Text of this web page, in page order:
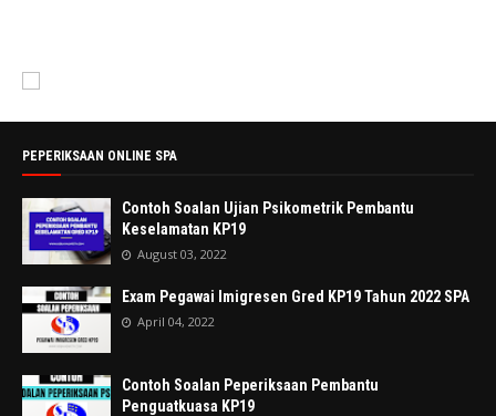
PEPERIKSAAN ONLINE SPA
Contoh Soalan Ujian Psikometrik Pembantu
Keselamatan KP19
August 03, 2022
Exam Pegawai Imigresen Gred KP19 Tahun 2022 SPA
April 04, 2022
Contoh Soalan Peperiksaan Pembantu
Penguatkuasa KP19